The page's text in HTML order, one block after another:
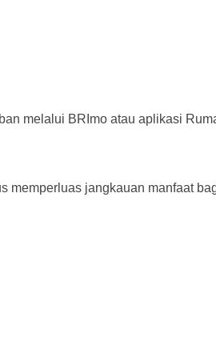
melalui BRImo atau aplikasi
memperluas jangkauan manfaat